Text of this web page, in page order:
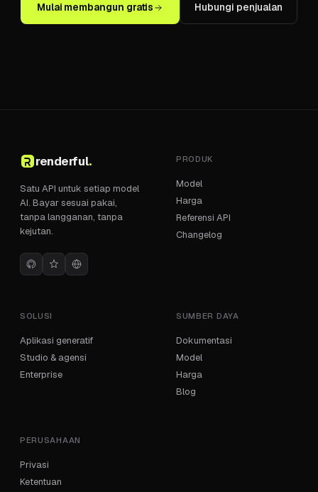
Mulai membangun gratis Hubungi penjualan
renderful.
Satu API untuk setiap model
AI. Bayar sesuai pakai,
tanpa langganan, tanpa
kejutan.
PRODUK
Model
Harga
Referensi API
Changelog
SOLUSI
Aplikasi generatif
Studio & agensi
Enterprise
SUMBER DAYA
Dokumentasi
Model
Harga
Blog
PERUSAHAAN
Privasi
Ketentuan